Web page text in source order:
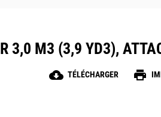
3,0 M3 (3,9 YD3),
cloud_download TÉLÉCHARGER print